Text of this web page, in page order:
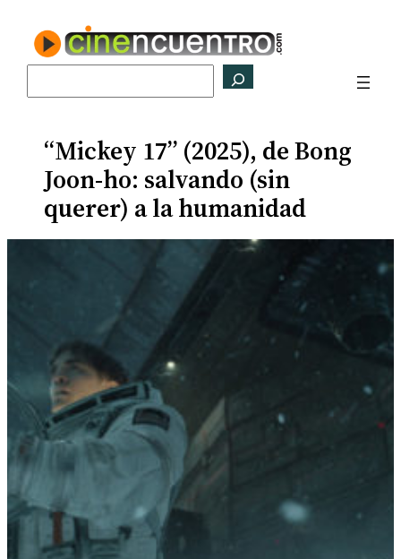
contenido
“Mickey 17” (2025), de Bong
Joon-ho: salvando (sin
querer) a la humanidad